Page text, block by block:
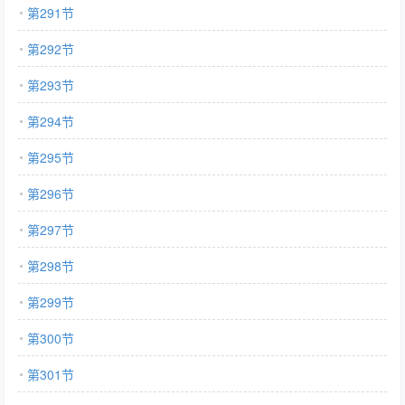
第291节
第292节
第293节
第294节
第295节
第296节
第297节
第298节
第299节
第300节
第301节